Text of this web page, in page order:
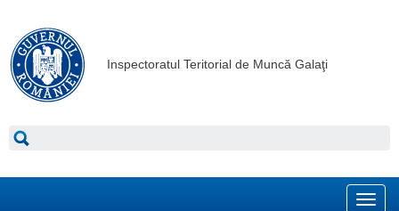
Inspectoratul Teritorial de Muncă Galaţi